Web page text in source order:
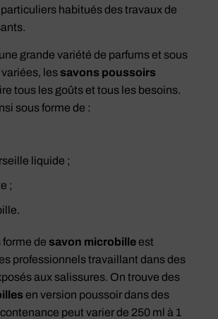
habitués des travaux de
grande variété de parfums et sous
les savons poussoirs
tous les goûts et tous les besoins.
sous forme de :
liquide ;
;
forme de savon microbilleest
professionnels travaillant dans des
aux salissures. On trouve des
en version poussoir dans des
peut varier de 250 ml à 1